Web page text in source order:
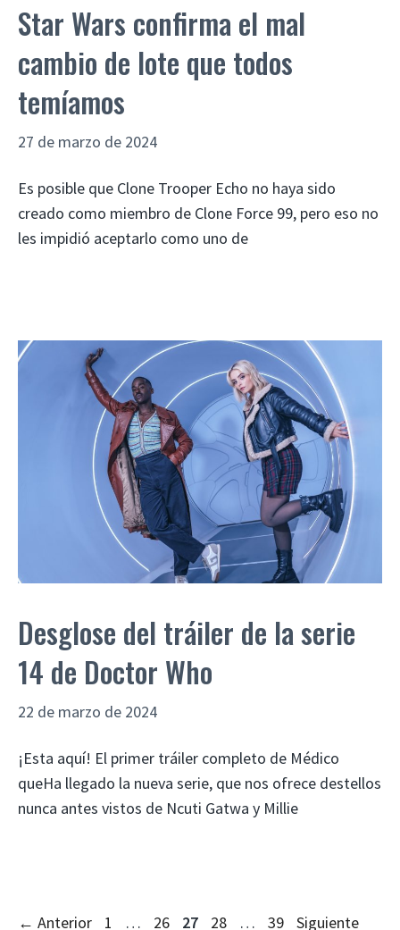
Star Wars confirma el mal
cambio de lote que todos
temíamos
27 de marzo de 2024
Es posible que Clone Trooper Echo no haya sido
creado como miembro de Clone Force 99, pero eso no
les impidió aceptarlo como uno de
Desglose del tráiler de la serie
14 de Doctor Who
22 de marzo de 2024
¡Esta aquí! El primer tráiler completo de Médico
queHa llegado la nueva serie, que nos ofrece destellos
nunca antes vistos de Ncuti Gatwa y Millie
← Anterior Página
1 … Página
26 Página
27 Página
28 … Página
39 Siguiente